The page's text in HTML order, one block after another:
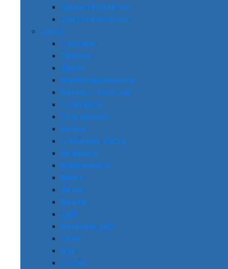
Одностворчатые
Двухстворчатые
Цвета
Светлые
Темные
Яркие
Комбинированные
Белые с золотым
С патиной
Под дерево
Белые
Слоновая кость
Бежевые
Коричневые
Венге
Ясень
Вишня
Дуб
Беленый дуб
Орех
Бук
Сосна